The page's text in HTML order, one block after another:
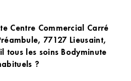
Centre Commercial Carré
77127 Lieusaint,
tous les soins Bodyminute
?